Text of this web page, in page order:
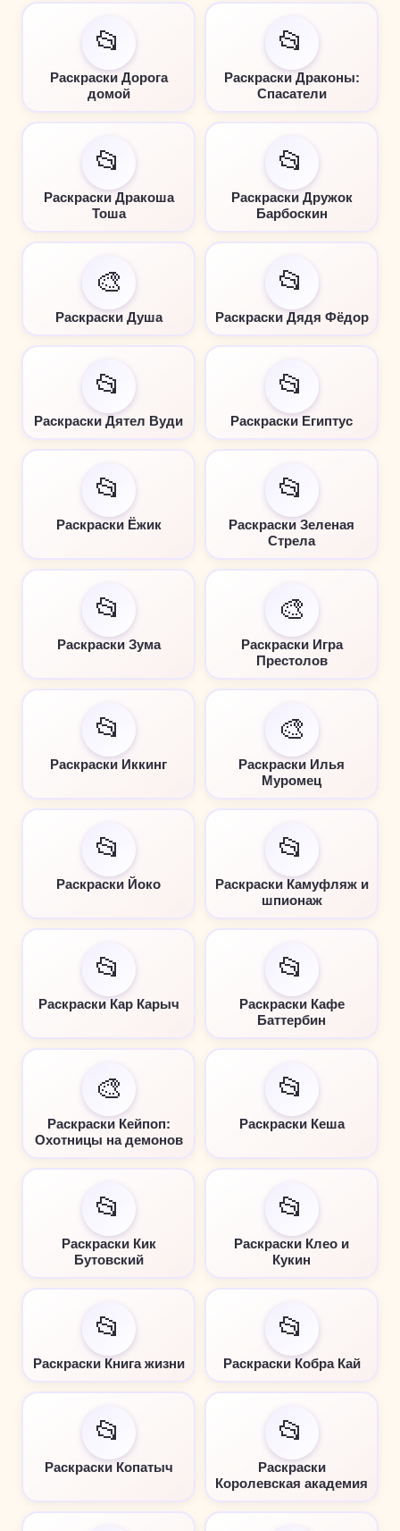
📂
Раскраски Дорога
домой
📂
Раскраски Драконы:
Спасатели
📂
Раскраски Дракоша
Тоша
📂
Раскраски Дружок
Барбоскин
🎨
Раскраски Душа
📂
Раскраски Дядя Фёдор
📂
Раскраски Дятел Вуди
📂
Раскраски Египтус
📂
Раскраски Ёжик
📂
Раскраски Зеленая
Стрела
📂
Раскраски Зума
🎨
Раскраски Игра
Престолов
📂
Раскраски Иккинг
🎨
Раскраски Илья
Муромец
📂
Раскраски Йоко
📂
Раскраски Камуфляж и
шпионаж
📂
Раскраски Кар Карыч
📂
Раскраски Кафе
Баттербин
🎨
Раскраски Кейпоп:
Охотницы на демонов
📂
Раскраски Кеша
📂
Раскраски Кик
Бутовский
📂
Раскраски Клео и
Кукин
📂
Раскраски Книга жизни
📂
Раскраски Кобра Кай
📂
Раскраски Копатыч
📂
Раскраски
Королевская академия